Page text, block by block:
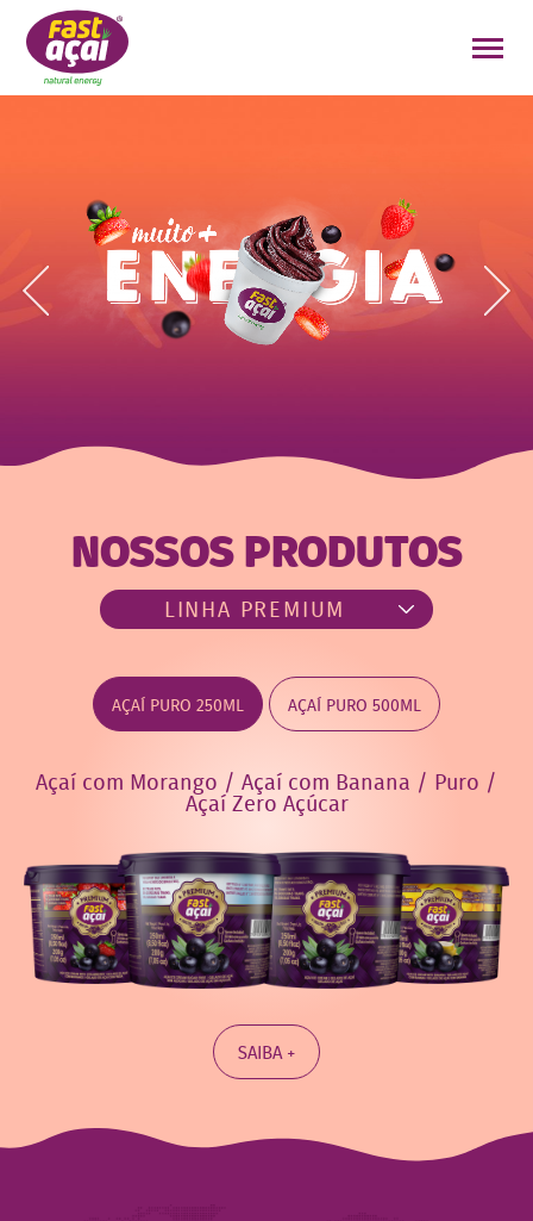
NOSSOS PRODUTOS
AÇAÍ PURO 250ML AÇAÍ PURO 500ML
Açaí com Morango / Açaí com Banana / Puro /
Açaí Zero Açúcar
SAIBA +